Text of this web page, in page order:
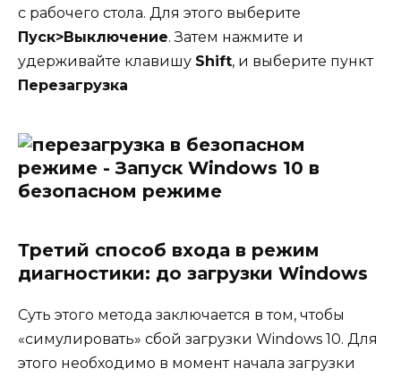
с рабочего стола. Для этого выберите
Пуск>Выключение. Затем нажмите и
удерживайте клавишу Shift, и выберите пункт
Перезагрузка
Третий способ входа в режим
диагностики: до загрузки Windows
Суть этого метода заключается в том, чтобы
«симулировать» сбой загрузки Windows 10. Для
этого необходимо в момент начала загрузки